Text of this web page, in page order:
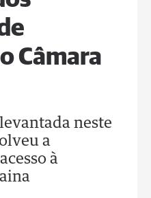
Câmara
neste
a
à